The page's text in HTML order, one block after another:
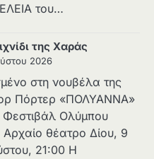
του…
της Χαράς
2026
στη νουβέλα της
Πόρτερ «ΠΟΛΥΑΝΝΑ»
Ολύμπου
θέατρο Δίου, 9
21:00 Η